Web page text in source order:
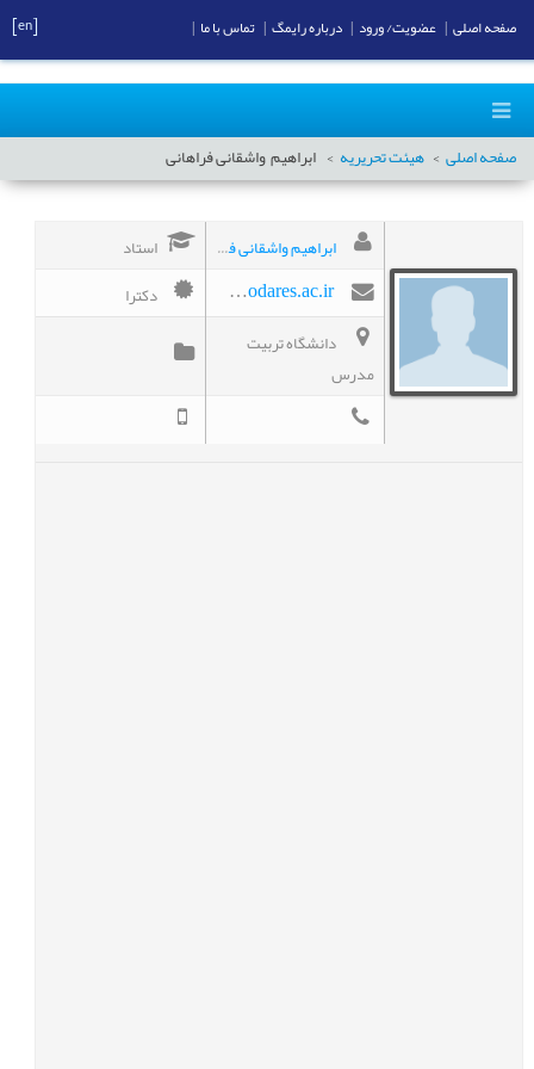
صفحه اصلی هیئت تحریریه ابراهیمواشقانی فراهانی
ابراهیم واشقانی فراهانی استاد
evf@modares.ac.ir
دکترا
دانشگاه تربیت
مدرس
صفحه اصلی عضویت/ ورود درباره رایمگ تماس با ما